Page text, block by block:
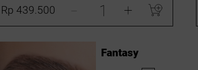
Rp 439.500 +
Fantasy